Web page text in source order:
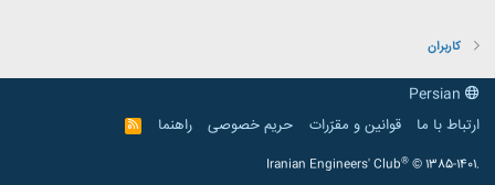
کاربران
ارتباط با ما
قوانین و مقرّرات حریم خصوصی راهنما
R
S
Iranian Engineers' Club® © 1385-1401.